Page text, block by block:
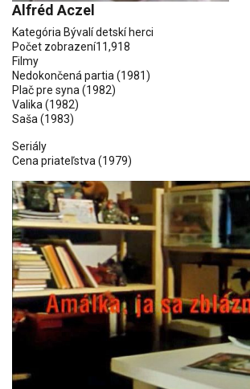
Alfréd Aczel
Kategória Bývalí detskí herci
Počet zobrazení11,918
Filmy
Nedokončená partia (1981)
Plač pre syna (1982)
Valika (1982)
Saša (1983)
Seriály
Cena priateľstva (1979)